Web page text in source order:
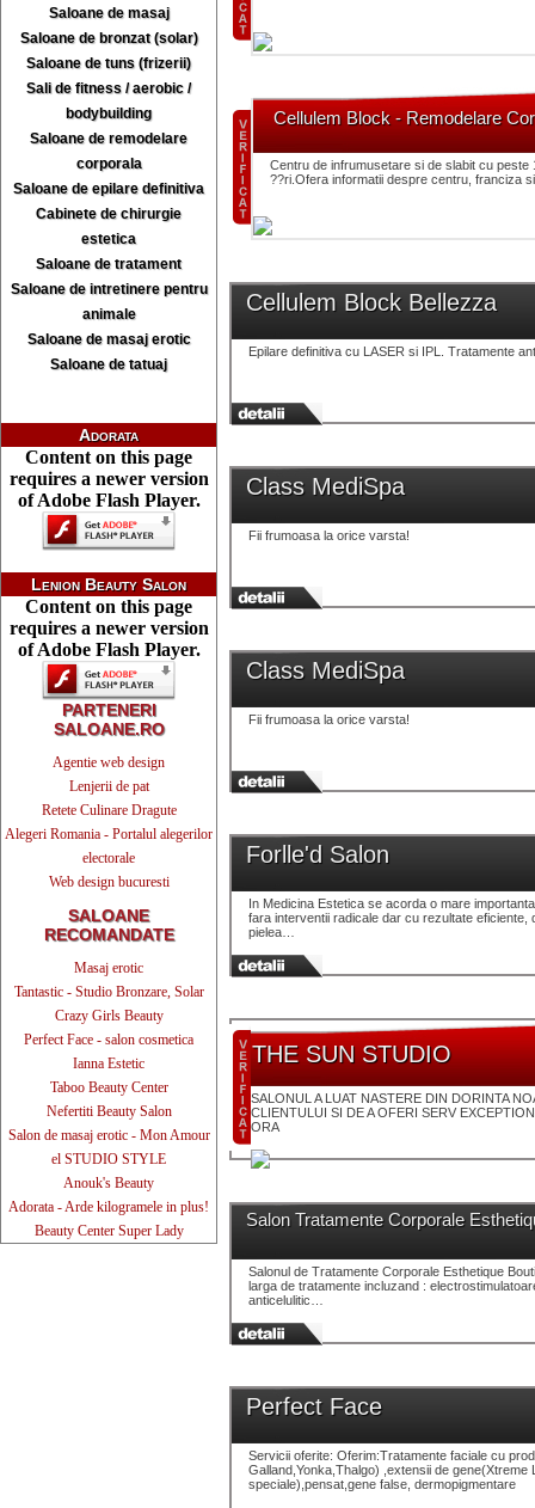
Saloane de masaj
Saloane de bronzat (solar)
Saloane de tuns (frizerii)
Sali de fitness / aerobic /
bodybuilding
Saloane de remodelare
corporala
Saloane de epilare definitiva
Cabinete de chirurgie
estetica
Saloane de tratament
Saloane de intretinere pentru
animale
Saloane de masaj erotic
Saloane de tatuaj
Adorata
Content on this page
requires a newer version
of Adobe Flash Player.
Lenion Beauty Salon
Content on this page
requires a newer version
of Adobe Flash Player.
PARTENERI
SALOANE.RO
Agentie web design
Lenjerii de pat
Retete Culinare Dragute
Alegeri Romania - Portalul alegerilor
electorale
Web design bucuresti
SALOANE
RECOMANDATE
Masaj erotic
Tantastic - Studio Bronzare, Solar
Crazy Girls Beauty
Perfect Face - salon cosmetica
Ianna Estetic
Taboo Beauty Center
Nefertiti Beauty Salon
Salon de masaj erotic - Mon Amour
el STUDIO STYLE
Anouk's Beauty
Adorata - Arde kilogramele in plus!
Beauty Center Super Lady
Cellulem Block - Remodelare
Centru de infrumusetare si de slabit cu
??ri.Ofera informatii despre centru, franciza
Cellulem Block Bellezza
Epilare definitiva cu LASER si IPL. Tratamente
Class MediSpa
Fii frumoasa la orice varsta!
Class MediSpa
Fii frumoasa la orice varsta!
Forlle'd Salon
In Medicina Estetica se acorda o mare
fara interventii radicale dar cu rezultate eficiente,
pielea…
THE SUN STUDIO
SALONUL A LUAT NASTERE DIN DORINTA
CLIENTULUI SI DE A OFERI SERV
ORA
Salon Tratamente Corporale
Salonul de Tratamente Corporale Esthetique
larga de tratamente incluzand :
anticelulitic…
Perfect Face
Servicii oferite: Oferim:Tratamente faciale cu
Galland,Yonka,Thalgo) ,extensii de
speciale),pensat,gene false, dermopigmentare